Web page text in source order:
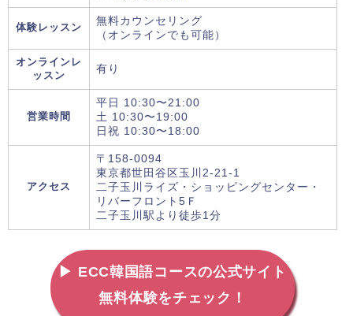
体験レッスン
無料カウンセリング
（オンラインでも可能）
オンラインレ
ッスン
有り
営業時間
平日 10:30〜21:00
土 10:30〜19:00
日祝 10:30〜18:00
アクセス
〒158-0094
東京都世田谷区玉川2-21-1
二子玉川ライズ・ショッピングセンター・
リバーフロント5Ｆ
二子玉川駅より徒歩1分
▶ ECC韓国語コースの公式サイト
無料体験をチェック！